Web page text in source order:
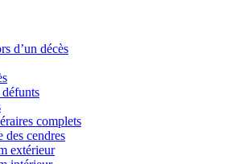
d’un décès
défunts
complets
des cendres
extérieur